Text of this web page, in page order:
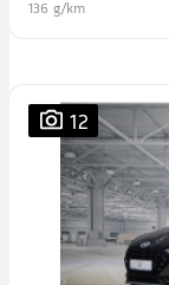
136 g/km
12